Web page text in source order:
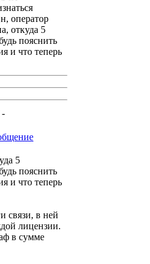
оператор
откуда 5
пояснить
и что теперь
-
5
пояснить
и что теперь
связи, в ней
лицензии.
в сумме